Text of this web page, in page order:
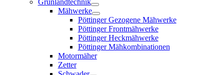
Grünlandtechnik
Mähwerke
Pöttinger Gezogene Mähwerke
Pöttinger Frontmähwerke
Pöttinger Heckmähwerke
Pöttinger Mähkombinationen
Motormäher
Zetter